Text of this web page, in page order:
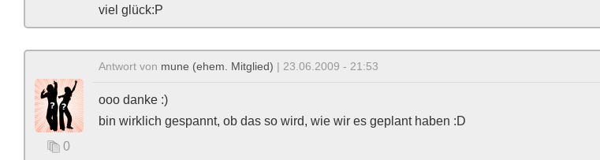
viel glück:P
0
Antwort von mune (ehem. Mitglied) | 23.06.2009 - 21:53
ooo danke :)
bin wirklich gespannt, ob das so wird, wie wir es geplant haben :D